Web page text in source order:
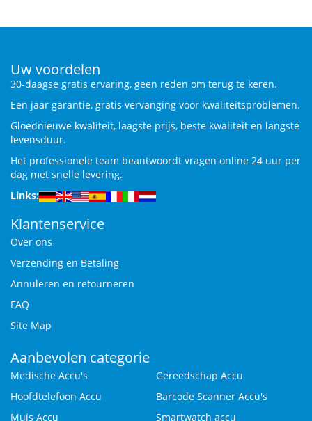
Uw voordelen
30-daagse gratis ervaring, geen reden om terug te keren.
Een jaar garantie, gratis vervanging voor kwaliteitsproblemen.
Gloednieuwe kwaliteit, laagste prijs, beste kwaliteit en langste
levensduur.
Het professionele team beantwoordt vragen online 24 uur per
dag met snelle levering.
Links:
Klantenservice
Over ons
Verzending en Betaling
Annuleren en retourneren
FAQ
Site Map
Aanbevolen categorie
Medische Accu's
Gereedschap Accu
Hoofdtelefoon Accu
Barcode Scanner Accu's
Muis Accu
Smartwatch accu